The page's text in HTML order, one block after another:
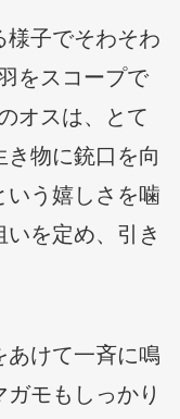
様子でそわそわ
をスコープで
オスは、とて
物に銃口を向
いう嬉しさを噛
を定め、引き
あけて一斉に鳴
モもしっかり